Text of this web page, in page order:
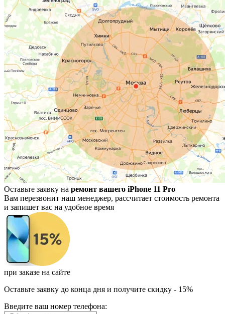
Оставьте заявку на ремонт вашего iPhone 11 Pro
Вам перезвонит наш менеджер, рассчитает стоимость ремонта
и запишет вас на удобное время
при заказе на сайте
Оставьте заявку до конца дня и получите скидку - 15%
Введите ваш номер телефона: